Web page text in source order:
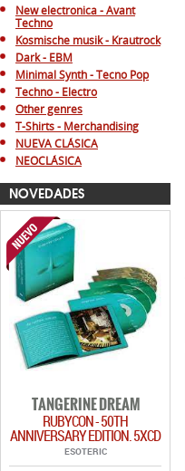
New electronica - Avant
Techno
Kosmische musik - Krautrock
Dark - EBM
Minimal Synth - Tecno Pop
Techno - Electro
Other genres
T-Shirts - Merchandising
NUEVA CLÁSICA
NEOCLÁSICA
NOVEDADES
TANGERINE DREAM
RUBYCON - 50TH
ANNIVERSARY EDITION. 5XCD
ESOTERIC